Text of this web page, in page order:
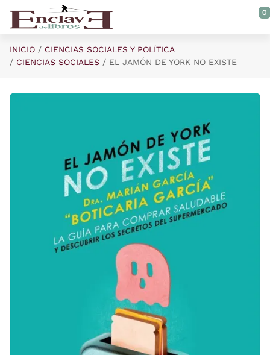
Saltar al contenido principal
0
INICIO
CIENCIAS SOCIALES Y POLÍTICA
CIENCIAS SOCIALES
EL JAMÓN DE YORK NO EXISTE